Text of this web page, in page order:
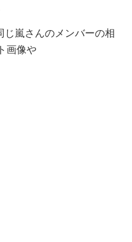
じ嵐さんのメンバーの相
画像や